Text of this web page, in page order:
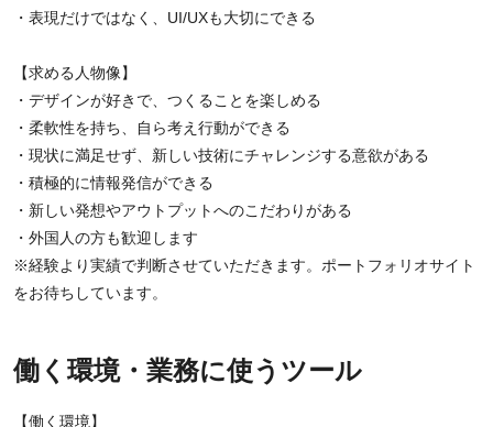
・表現だけではなく、UI/UXも大切にできる
【求める人物像】
・デザインが好きで、つくることを楽しめる
・柔軟性を持ち、自ら考え行動ができる
・現状に満足せず、新しい技術にチャレンジする意欲がある
・積極的に情報発信ができる
・新しい発想やアウトプットへのこだわりがある
・外国人の方も歓迎します
※経験より実績で判断させていただきます。ポートフォリオサイト
をお待ちしています。
働く環境・業務に使うツール
【働く環境】